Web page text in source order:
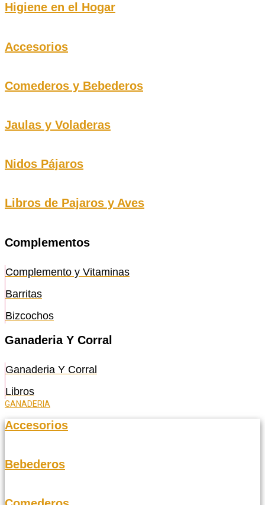
Higiene en el Hogar
Accesorios
Comederos y Bebederos
Jaulas y Voladeras
Nidos Pájaros
Libros de Pajaros y Aves
Complementos
Complemento y Vitaminas
Barritas
Bizcochos
Ganaderia Y Corral
Ganaderia Y Corral
Libros
GANADERIA
Accesorios
Bebederos